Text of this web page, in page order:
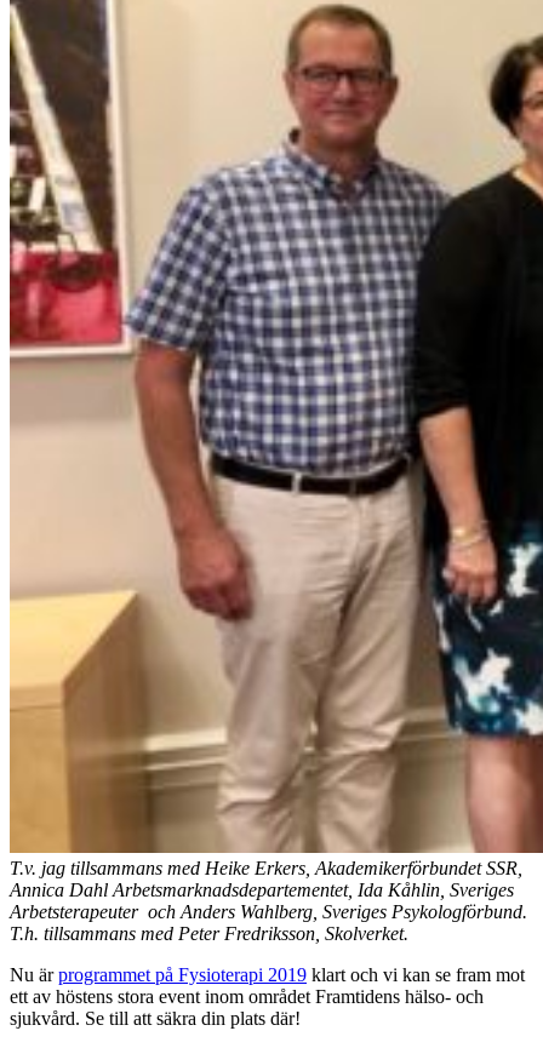
T.v. jag tillsammans med Heike Erkers, Akademikerförbundet SSR,
Annica Dahl Arbetsmarknadsdepartementet, Ida Kåhlin, Sveriges
Arbetsterapeuter och Anders Wahlberg, Sveriges Psykologförbund.
T.h. tillsammans med Peter Fredriksson, Skolverket.
Nu ärprogrammet på Fysioterapi 2019 klart och vi kan se fram mot
ett av höstens stora event inom området Framtidens hälso- och
sjukvård. Se till att säkra din plats där!